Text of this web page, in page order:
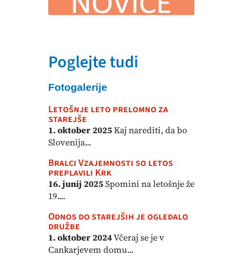
Poglejte tudi
Fotogalerije
Letošnje leto prelomno za
starejše
1. oktober 2025Kaj narediti, da bo
Slovenija...
Bralci Vzajemnosti so letos
preplavili Krk
16. junij 2025Spomini na letošnje že
19....
Odnos do starejših je ogledalo
družbe
1. oktober 2024Včeraj se je v
Cankarjevem domu...